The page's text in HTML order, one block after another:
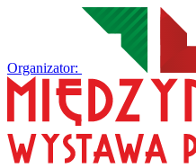
Organizator: